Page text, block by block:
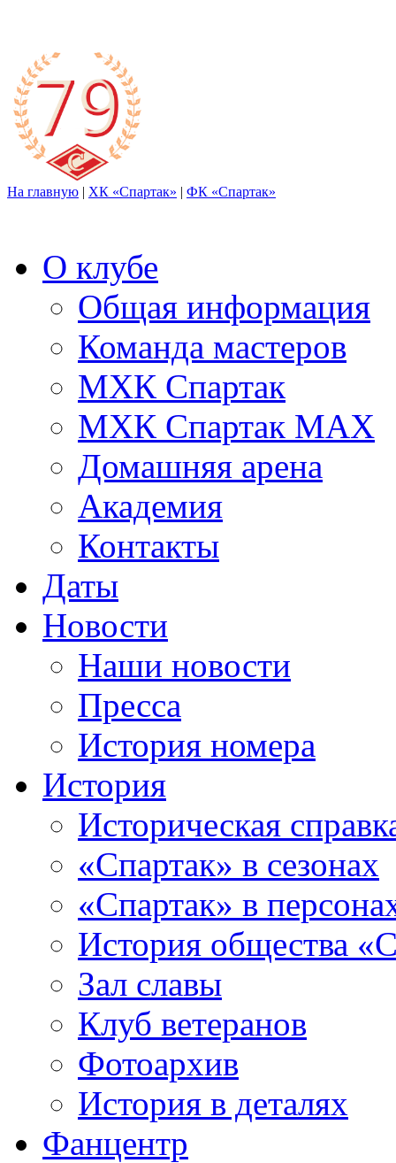
На главную | ХК «Спартак» | ФК «Спартак»
О клубе
Общая информация
Команда мастеров
МХК Спартак
МХК Спартак МАХ
Домашняя арена
Академия
Контакты
Даты
Новости
Наши новости
Пресса
История номера
История
Историческая
«Спартак» в сезонах
«Спартак» в
История общества
Зал славы
Клуб ветеранов
Фотоархив
История в деталях
Фанцентр